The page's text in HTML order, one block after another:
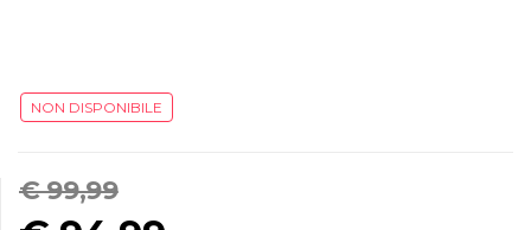
NON DISPONIBILE
€ 99,99